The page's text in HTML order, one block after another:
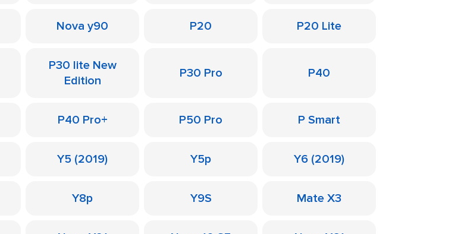
Nova y90 P20 P20 Lite
P30 lite New
Edition
P30 Pro P40
P40 Pro+ P50 Pro P Smart
Y5 (2019) Y5p Y6 (2019)
Y8p Y9S Mate X3